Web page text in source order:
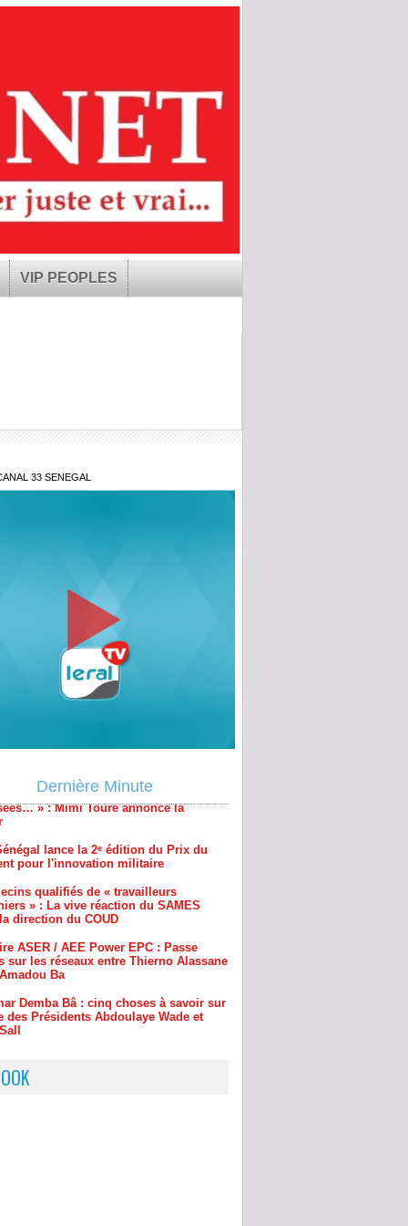
VIP PEOPLES
33 SENEGAL
Dernière Minute
on accepter cette opacité ?» : le Juge
le débat sur les fonds politiques
» : Mimi Touré annonce la
lance la 2ᵉ édition du Prix du
pour l'innovation militaire
qualifiés de « travailleurs
» : La vive réaction du SAMES
direction du COUD
ASER / AEE Power EPC : Passe
sur les réseaux entre Thierno Alassane
Ba
Demba Bâ : cinq choses à savoir sur
des Présidents Abdoulaye Wade et